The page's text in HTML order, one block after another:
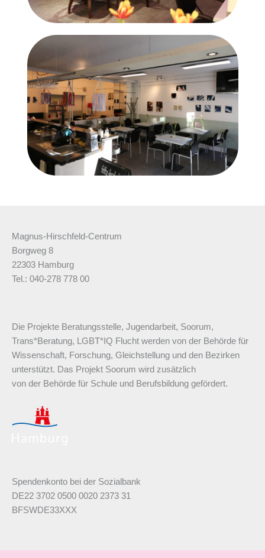
Magnus-Hirschfeld-Centrum
Borgweg 8
22303 Hamburg
Tel.: 040-278 778 00
Die Projekte Beratungsstelle, Jugendarbeit, Soorum,
Trans*Beratung, LGBT*IQ Flucht werden von der Behörde für
Wissenschaft, Forschung, Gleichstellung und den Bezirken
unterstützt. Das Projekt Soorum wird zusätzlich
von der Behörde für Schule und Berufsbildung gefördert.
Spendenkonto bei der Sozialbank
DE22 3702 0500 0020 2373 31
BFSWDE33XXX